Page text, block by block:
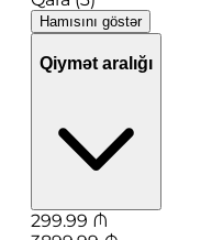
Hamısını göstər
Qiymət aralığı
299.99 ₼